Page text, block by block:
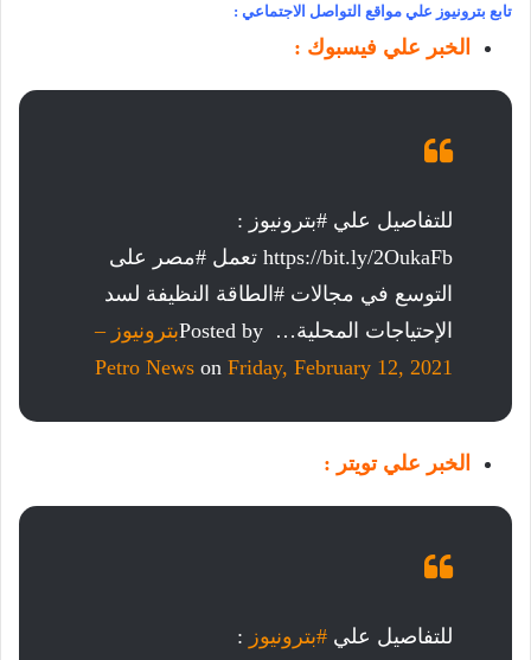
تابع بترونيوز علي مواقع التواصل الاجتماعي :
الخبر علي فيسبوك :
للتفاصيل علي #بترونيوز :
https://bit.ly/2OukaFb تعمل #مصر على
التوسع في مجالات #الطاقة النظيفة لسد
الإحتياجات المحلية… Posted by ‎
بترونيوز –
Petro News ‎ on Friday, February 12, 2021
الخبر علي تويتر :
للتفاصيل علي #بترونيوز :